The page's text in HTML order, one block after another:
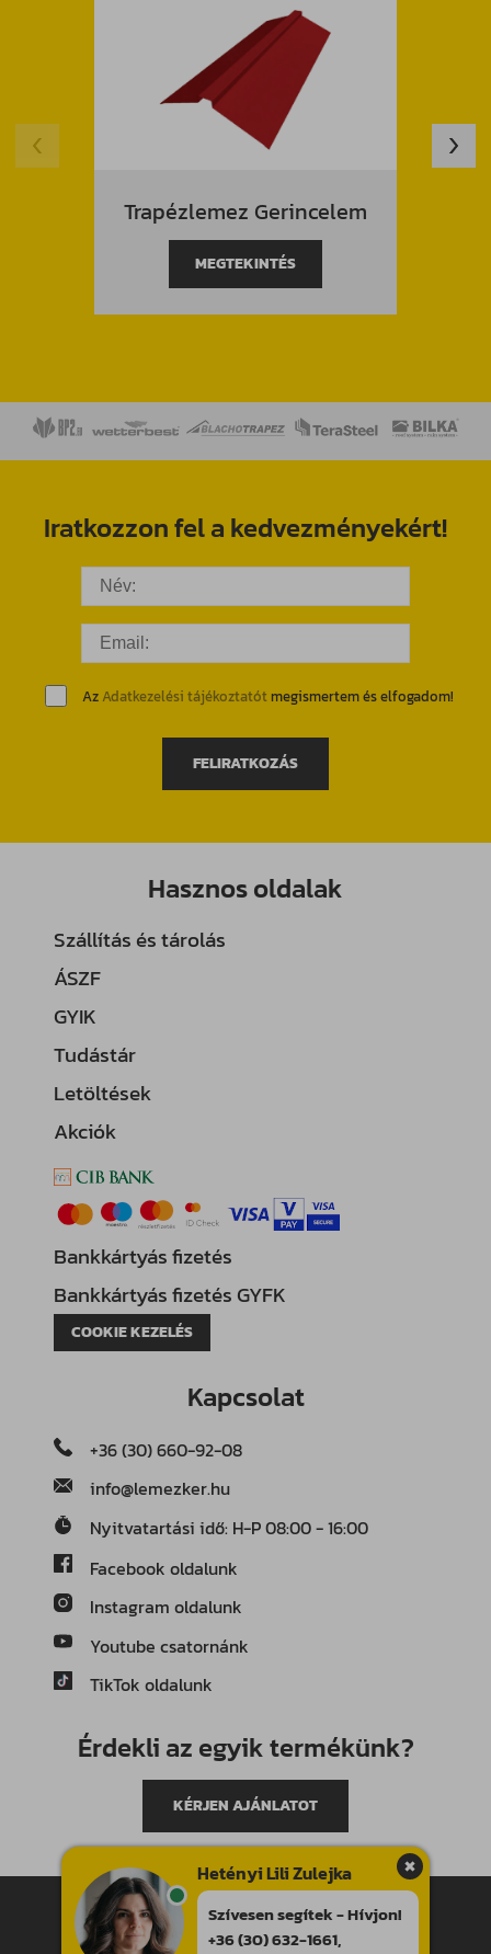
Trapézlemez Gerincelem
MEGTEKINTÉS
Iratkozzon fel a kedvezményekért!
Az Adatkezelési tájékoztatótmegismertem és elfogadom!
FELIRATKOZÁS
Hasznos oldalak
Szállítás és tárolás
ÁSZF
GYIK
Tudástár
Letöltések
Akciók
Bankkártyás fizetés
Bankkártyás fizetés GYFK
COOKIE KEZELÉS
Kapcsolat
+36 (30) 660-92-08
info@lemezker.hu
Nyitvatartási idő: H-P 08:00 - 16:00
Facebook oldalunk
Instagram oldalunk
Youtube csatornánk
TikTok oldalunk
Érdekli az egyik termékünk?
KÉRJEN AJÁNLATOT
Minden jog fenntartva!
Általános szerződési feltételek
Hetényi Lili Zulejka
Szívesen segítek - Hívjon!
+36 (30) 632-1661,